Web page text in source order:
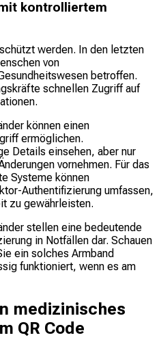
kontrolliertem
werden. In den letzten
von
betroffen.
schnellen Zugriff auf
können einen
ermöglichen.
Details einsehen, aber nur
vornehmen. Für das
Systeme können
Authentifizierung umfassen,
zu gewährleisten.
stellen eine bedeutende
in Notfällen dar. Schauen
ein solches Armband
funktioniert, wenn es am
medizinisches
QR Code